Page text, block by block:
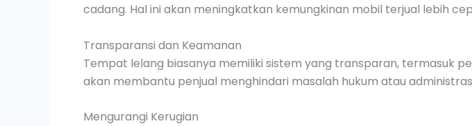
cadang. Hal ini akan meningkatkan kemungkinan mobil terjual lebih
Transparansi dan Keamanan
Tempat lelang biasanya memiliki sistem yang transparan, termasuk
akan membantu penjual menghindari masalah hukum atau
Mengurangi Kerugian